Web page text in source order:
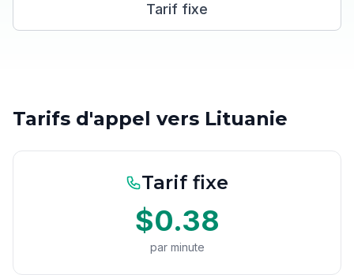
Tarif fixe
Tarifs d'appel vers Lituanie
Tarif fixe
$0.38
par minute